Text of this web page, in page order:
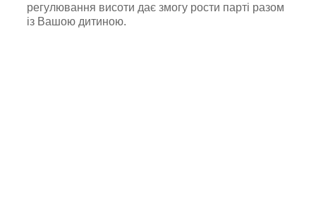
регулювання висоти дає змогу рости парті разом
із Вашою дитиною.